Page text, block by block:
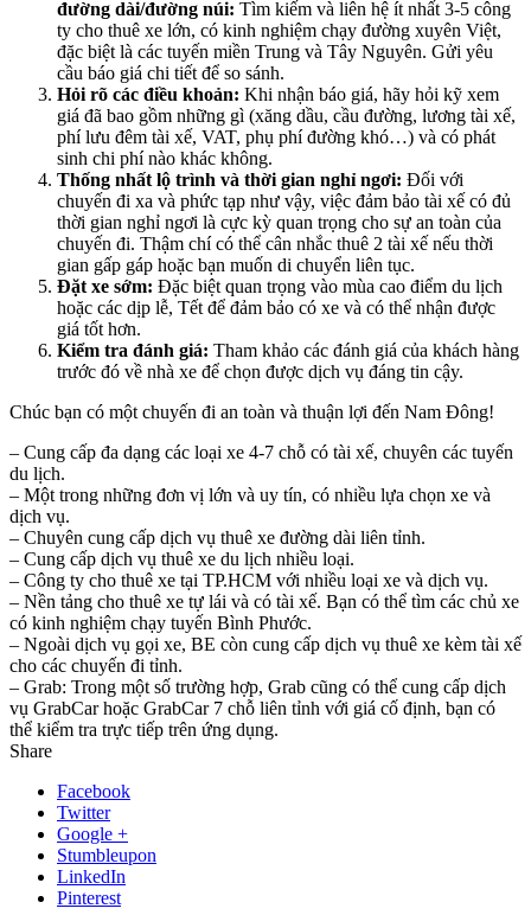
đường dài/đường núi: Tìm kiếm và liên hệ ít nhất 3-5 công
ty cho thuê xe lớn, có kinh nghiệm chạy đường xuyên Việt,
đặc biệt là các tuyến miền Trung và Tây Nguyên. Gửi yêu
cầu báo giá chi tiết để so sánh.
Hỏi rõ các điều khoản: Khi nhận báo giá, hãy hỏi kỹ xem
giá đã bao gồm những gì (xăng dầu, cầu đường, lương tài xế,
phí lưu đêm tài xế, VAT, phụ phí đường khó…) và có phát
sinh chi phí nào khác không.
Thống nhất lộ trình và thời gian nghỉ ngơi: Đối với
chuyến đi xa và phức tạp như vậy, việc đảm bảo tài xế có đủ
thời gian nghỉ ngơi là cực kỳ quan trọng cho sự an toàn của
chuyến đi. Thậm chí có thể cân nhắc thuê 2 tài xế nếu thời
gian gấp gáp hoặc bạn muốn di chuyển liên tục.
Đặt xe sớm: Đặc biệt quan trọng vào mùa cao điểm du lịch
hoặc các dịp lễ, Tết để đảm bảo có xe và có thể nhận được
giá tốt hơn.
Kiểm tra đánh giá: Tham khảo các đánh giá của khách hàng
trước đó về nhà xe để chọn được dịch vụ đáng tin cậy.
Chúc bạn có một chuyến đi an toàn và thuận lợi đến Nam Đông!
– Cung cấp đa dạng các loại xe 4-7 chỗ có tài xế, chuyên các tuyến
du lịch.
– Một trong những đơn vị lớn và uy tín, có nhiều lựa chọn xe và
dịch vụ.
– Chuyên cung cấp dịch vụ thuê xe đường dài liên tỉnh.
– Cung cấp dịch vụ thuê xe du lịch nhiều loại.
– Công ty cho thuê xe tại TP.HCM với nhiều loại xe và dịch vụ.
– Nền tảng cho thuê xe tự lái và có tài xế. Bạn có thể tìm các chủ xe
có kinh nghiệm chạy tuyến Bình Phước.
– Ngoài dịch vụ gọi xe, BE còn cung cấp dịch vụ thuê xe kèm tài xế
cho các chuyến đi tỉnh.
– Grab: Trong một số trường hợp, Grab cũng có thể cung cấp dịch
vụ GrabCar hoặc GrabCar 7 chỗ liên tỉnh với giá cố định, bạn có
thể kiểm tra trực tiếp trên ứng dụng.
Share
Facebook
Twitter
Google +
Stumbleupon
LinkedIn
Pinterest